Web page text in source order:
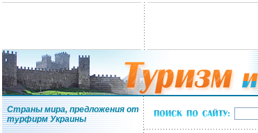
Страны мира, предложения от
турфирм Украины